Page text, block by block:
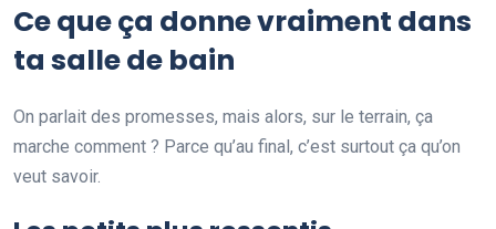
Ce que ça donne vraiment dans
ta salle de bain
On parlait des promesses, mais alors, sur le terrain, ça
marche comment ? Parce qu’au final, c’est surtout ça qu’on
veut savoir.